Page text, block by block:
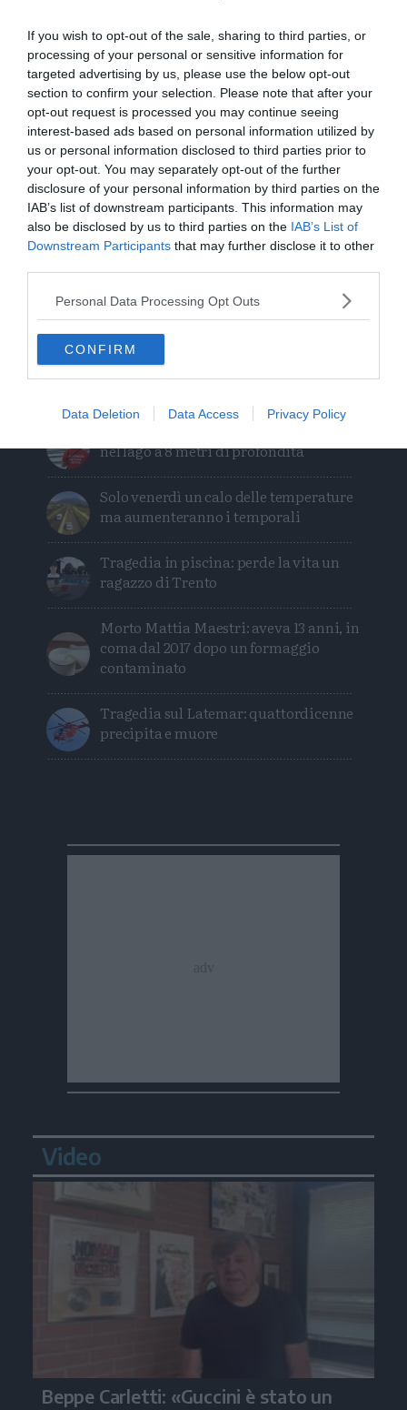
If you wish to opt-out of the sale, sharing to third parties, or
processing of your personal or sensitive information for
targeted advertising by us, please use the below opt-out
section to confirm your selection. Please note that after your
opt-out request is processed you may continue seeing
interest-based ads based on personal information utilized by
us or personal information disclosed to third parties prior to
your opt-out. You may separately opt-out of the further
disclosure of your personal information by third parties on the
IAB’s list of downstream participants. This information may
also be disclosed by us to third parties on the IAB’s List of
Downstream Participants that may further disclose it to other
Personal Data Processing Opt Outs
CONFIRM
Data Deletion Data Access Privacy Policy
progetto abbia dato molte soddisfazioni ai
vivaisti, anche perché sono state coinvolte le
cantine del Trentino.
Condividi
questo
articolo
su
Whatsapp
Condividi
questo
articolo
su
Telegram
TwitterCondividi
Mail
Tags
Viti Fem Viticoltura
I più letti
L'assalto al lago glaciale del Sorapiss:
un turista ci entra anche col sup
nel lago a 8 metri di profondità
Solo venerdì un calo delle temperature
ma aumenteranno i temporali
Tragedia in piscina: perde la vita un
ragazzo di Trento
Morto Mattia Maestri: aveva 13 anni, in
coma dal 2017 dopo un formaggio
contaminato
Tragedia sul Latemar: quattordicenne
precipita e muore
Video
Beppe Carletti: «Guccini è stato un